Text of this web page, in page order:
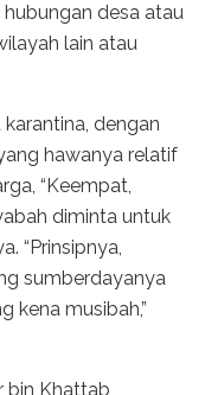
desa atau
lain atau
dengan
hawanya relatif
“Keempat,
diminta untuk
“Prinsipnya,
sumberdayanya
kena musibah,”
bin Khattab